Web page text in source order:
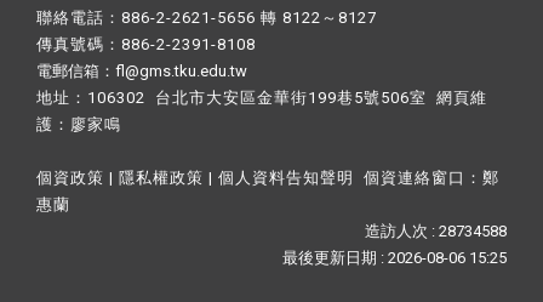
聯絡電話：886-2-2621-5656 轉 8122～8127
傳真號碼：886-2-2391-8108
電郵信箱：fl@gms.tku.edu.tw
地址：106302 台北市大安區金華街199巷5號506室 網頁維
護： 廖家鳴​
個資政策 | 隱私權政策 | 個人資料告知聲明 個資連絡窗口： 鄭
惠蘭
造訪人次 : 28734588
最後更新日期 :2026-08-06 15:25